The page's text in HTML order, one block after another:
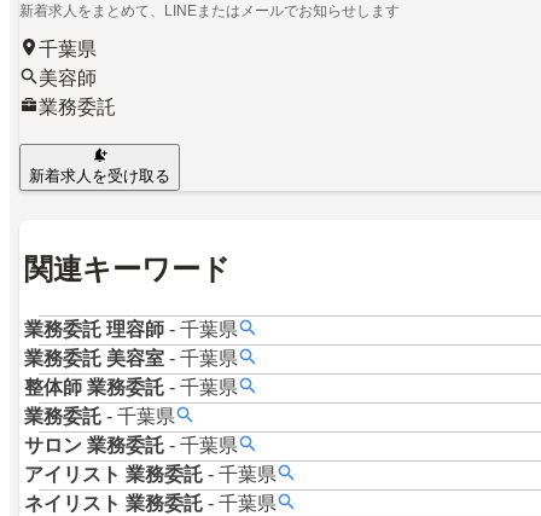
新着求人をまとめて、LINEまたはメールでお知らせします
千葉県
美容師
業務委託
新着求人を受け取る
関連キーワード
業務委託 理容師 - 千葉県
業務委託 美容室 - 千葉県
整体師 業務委託 - 千葉県
業務委託 - 千葉県
サロン 業務委託 - 千葉県
アイリスト 業務委託 - 千葉県
ネイリスト 業務委託 - 千葉県